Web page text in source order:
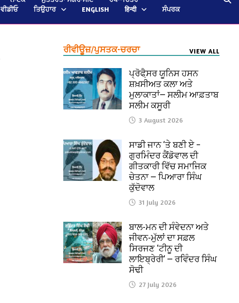
ਵੀਡੀਓ ਤਿਉਹਾਰ ENGLISH हिन्दी
ਸੰਪਰਕ
ਰੀਵੀਊਜ਼/ਪੁਸਤਕ-ਚਰਚਾ VIEW ALL
ਪ੍ਰੋਫੈ਼ਸਰ ਯੂਨਿਸ ਹਸਨ
ਸ਼ਖ਼ਸੀਅਤ ਕਲਾ ਅਤੇ
ਮੁਲਾਕਾਤਾਂ— ਸਲੀਮ ਆਫ਼ਤਾਬ
ਸਲੀਮ ਕਸੂਰੀ
3 August 2026
ਸਾਡੀ ਜਾਨ ‘ਤੇ ਬਣੀ ਏ –
ਗੁਰਮਿੰਦਰ ਕੈਂਡੋਵਾਲ ਦੀ
ਗੀਤਕਾਰੀ ਵਿੱਚ ਸਮਾਜਿਕ
ਚੇਤਨਾ — ਪਿਆਰਾ ਸਿੰਘ
ਕੁੱਦੋਵਾਲ
31 July 2026
ਬਾਲ-ਮਨ ਦੀ ਸੰਵੇਦਨਾ ਅਤੇ
ਜੀਵਨ-ਮੁੱਲਾਂ ਦਾ ਸਫ਼ਲ
ਸਿਰਜਣ ‘ਟੀਨੂ ਦੀ
ਲਾਇਬ੍ਰੇਰੀ’ — ਰਵਿੰਦਰ ਸਿੰਘ
ਸੋਢੀ
27 July 2026